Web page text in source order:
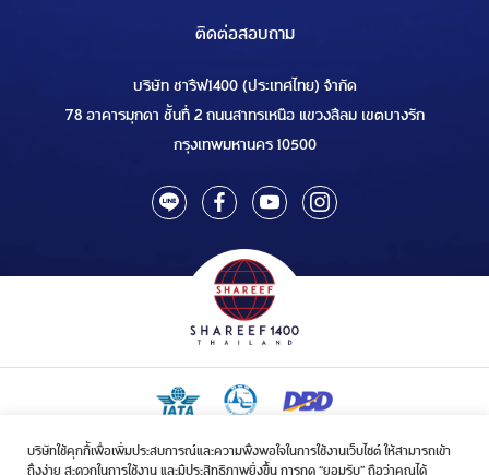
บริษัทใช้คุกกี้เพื่อเพิ่มประสบการณ์และความพึงพอใจในการใช้งานเว็บไซต์ ให้สามารถเข้า
ถึงง่าย สะดวกในการใช้งาน และมีประสิทธิภาพยิ่งขึ้น การกด “ยอมรับ” ถือว่าคุณได้
ติดต่อสอบถาม
บริษัท ชารีฟ1400 (ประเทศไทย) จำกัด
78 อาคารมุกดา ชั้นที่ 2 ถนนสาทรเหนือ แขวงสีลม เขตบางรัก
กรุงเทพมหานคร 10500
ใบอนุญาตเป็นผู้ประกอบกิจการรับจัดบริการขนส่งในกิจการฮัจย์เลขที่ 1/2568